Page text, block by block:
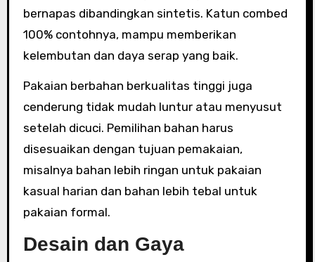
bernapas dibandingkan sintetis. Katun combed
100% contohnya, mampu memberikan
kelembutan dan daya serap yang baik.
Pakaian berbahan berkualitas tinggi juga
cenderung tidak mudah luntur atau menyusut
setelah dicuci. Pemilihan bahan harus
disesuaikan dengan tujuan pemakaian,
misalnya bahan lebih ringan untuk pakaian
kasual harian dan bahan lebih tebal untuk
pakaian formal.
Desain dan Gaya